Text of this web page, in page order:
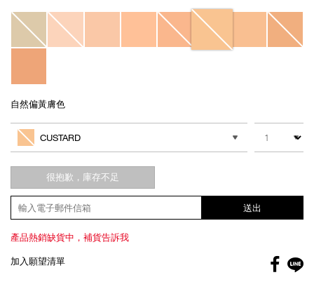
Variations
自然偏黃膚色
to
cart
options
Actions
其他色系
CUSTARD
數量
很抱歉，庫存不足
送出
產品熱銷缺貨中，補貨告訴我
加入願望清單